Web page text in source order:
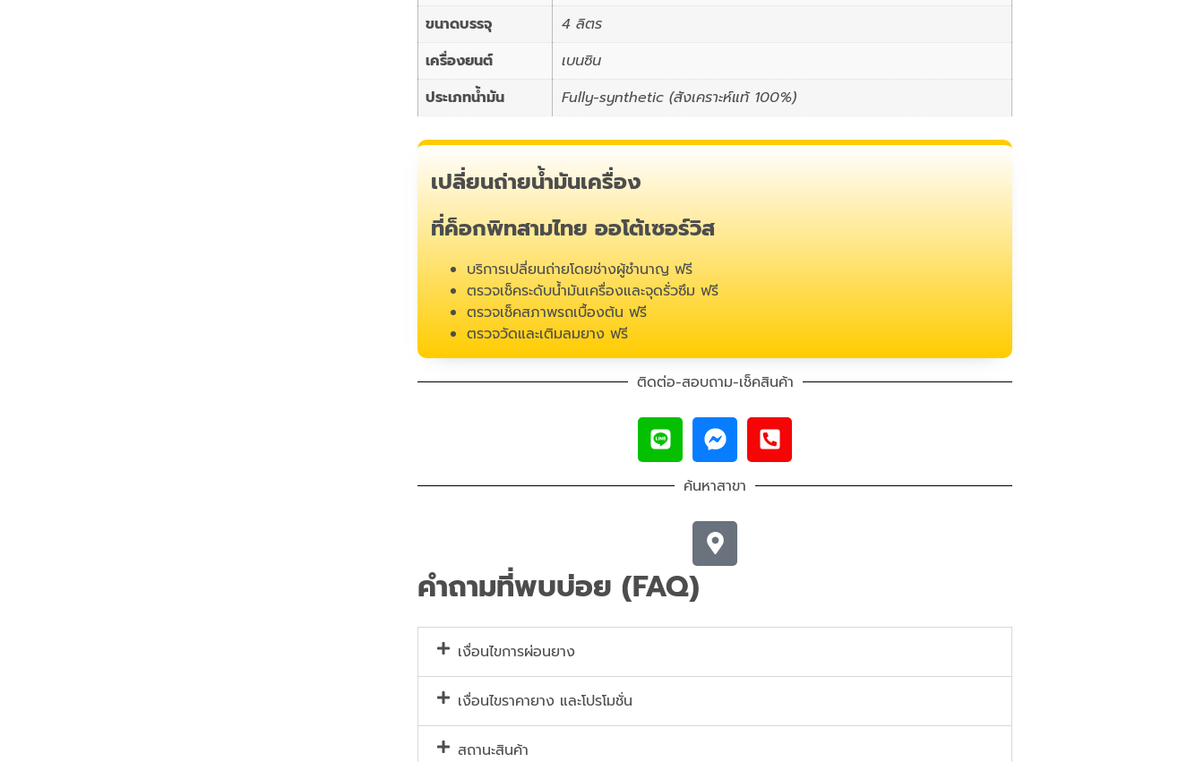
ขนาดบรรจุ
4 ลิตร
เครื่องยนต์
เบนซิน
ประเภทน้ำมัน
Fully-synthetic (สังเคราะห์แท้ 100%)
เปลี่ยนถ่ายน้ำมันเครื่อง
ที่ค็อกพิทสามไทย ออโต้เซอร์วิส
บริการเปลี่ยนถ่ายโดยช่างผู้ชำนาญ ฟรี
ตรวจเช็คระดับน้ำมันเครื่องและจุดรั่วซึม ฟรี
ตรวจเช็คสภาพรถเบื้องต้น ฟรี
ตรวจวัดและเติมลมยาง ฟรี
ติดต่อ-สอบถาม-เช็คสินค้า
ค้นหาสาขา
คำถามที่พบบ่อย (FAQ)
เงื่อนไขการผ่อนยาง
เงื่อนไขราคายาง และโปรโมชั่น
สถานะสินค้า